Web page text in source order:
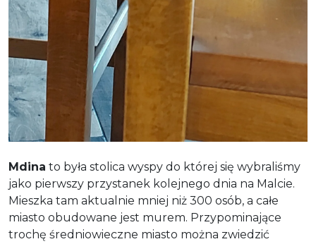
Mdina to była stolica wyspy do której się wybraliśmy
jako pierwszy przystanek kolejnego dnia na Malcie.
Mieszka tam aktualnie mniej niż 300 osób, a całe
miasto obudowane jest murem. Przypominające
trochę średniowieczne miasto można zwiedzić